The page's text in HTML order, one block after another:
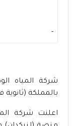
-
بالمملكة (ثانوية
اعلنت شركة